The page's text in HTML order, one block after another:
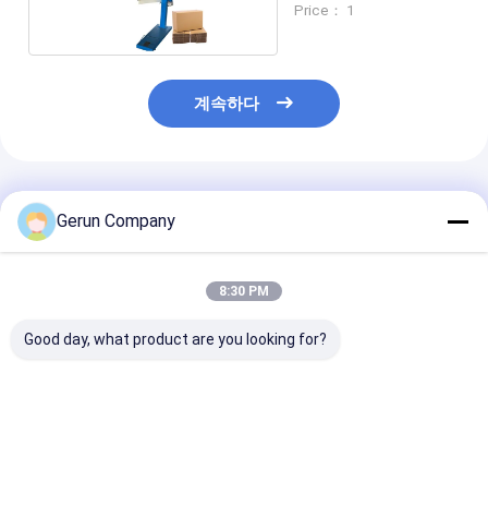
Price： 1
계속하다
추천된 제품
Gerun Company
8:30 PM
Good day, what product are you looking for?